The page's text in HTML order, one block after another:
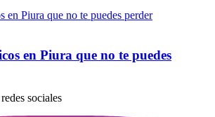
en Piura que no te puedes
sociales